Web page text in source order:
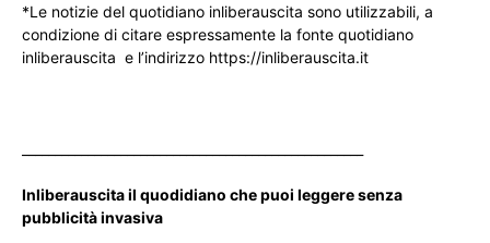
*Le notizie del quotidiano inliberauscita sono utilizzabili, a
condizione di citare espressamente la fonte quotidiano
inliberauscita e l’indirizzo https://inliberauscita.it
Inliberauscita il quodidiano che puoi leggere senza
pubblicità invasiva